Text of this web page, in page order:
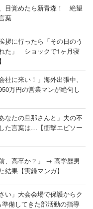
目覚めたら新青森！ 絶望
葉
拶に行ったら「その日のう
た」 ショックで1ヶ月寝
社に来い！」海外出張中、
万円の営業マンが絶句し
なたの旦那さんと」夫の不
た言葉は…【衝撃エピソー
、高卒か？」 → 高学歴男
果【実録マンガ】
い」大会会場で保護からク
備してきた部活動の指導